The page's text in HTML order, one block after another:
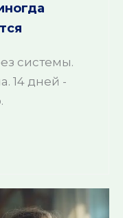
системы.
14 дней -